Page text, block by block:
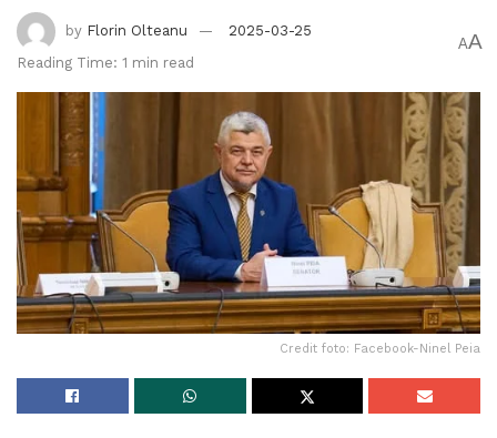
by Florin Olteanu
2025-03-25
Reading Time: 1 min read
AA
Credit foto: Facebook-Ninel Peia